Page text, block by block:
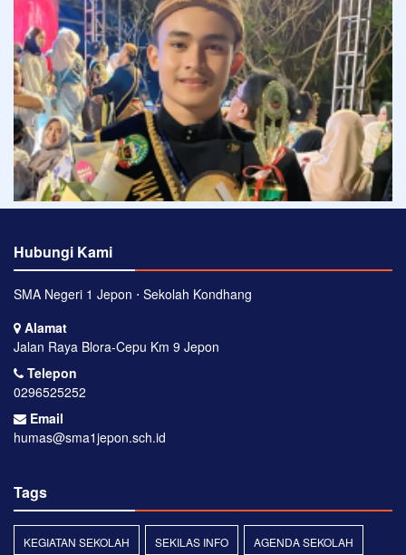
Hubungi Kami
SMA Negeri 1 Jepon ⋅ Sekolah Kondhang
Alamat
Jalan Raya Blora-Cepu Km 9 Jepon
Telepon
0296525252
Email
humas@sma1jepon.sch.id
Tags
KEGIATAN SEKOLAH SEKILAS INFO AGENDA SEKOLAH